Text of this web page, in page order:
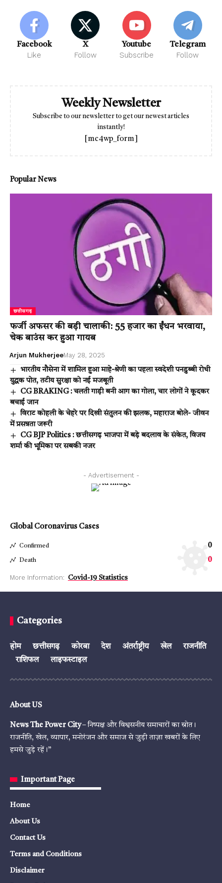
Facebook
Like
X
Follow
Youtube
Subscribe
Telegram
Follow
Weekly Newsletter
Subscribe to our newsletter to get our newest articles
instantly!
[mc4wp_form]
Popular News
छत्तीसगढ़
फर्जी अफसर की बड़ी चालाकी: 55 हजार का ईंधन भरवाया,
चेक बाउंस कर हुआ गायब
Arjun MukherjeeMay 28, 2025
भारतीय नौसेना में शामिल हुआ माहे-श्रेणी का पहला स्वदेशी पनडुब्बी रोधी
युद्धक पोत, तटीय सुरक्षा को नई मजबूती
CG BRAKING : चलती गाड़ी बनी आग का गोला, चार लोगों ने कूदकर
बचाई जान
विराट कोहली के चेहरे पर दिखी संतुलन की झलक, महाराज बोले- जीवन
में प्रसन्नता जरूरी
CG BJP Politics : छत्तीसगढ़ भाजपा में बड़े बदलाव के संकेत, विजय
शर्मा की भूमिका पर सबकी नजर
- Advertisement -
Global Coronavirus Cases
Confirmed 0
Death 0
More Information: Covid-19 Statistics
Categories
होम छत्तीसगढ़ कोरबा देश अंतर्राष्ट्रीय खेल
राजनीति
राशिफल
लाइफस्टाइल
About US
News The Power City– निष्पक्ष और विश्वसनीय समाचारों का स्रोत।
राजनीति, खेल, व्यापार, मनोरंजन और समाज से जुड़ी ताज़ा खबरों के लिए
हमसे जुड़े रहें।”
Important Page
Home
About Us
Contact Us
Terms and Conditions
Disclaimer